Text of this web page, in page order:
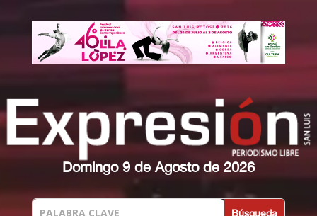
Domingo 9 de Agosto de 2026